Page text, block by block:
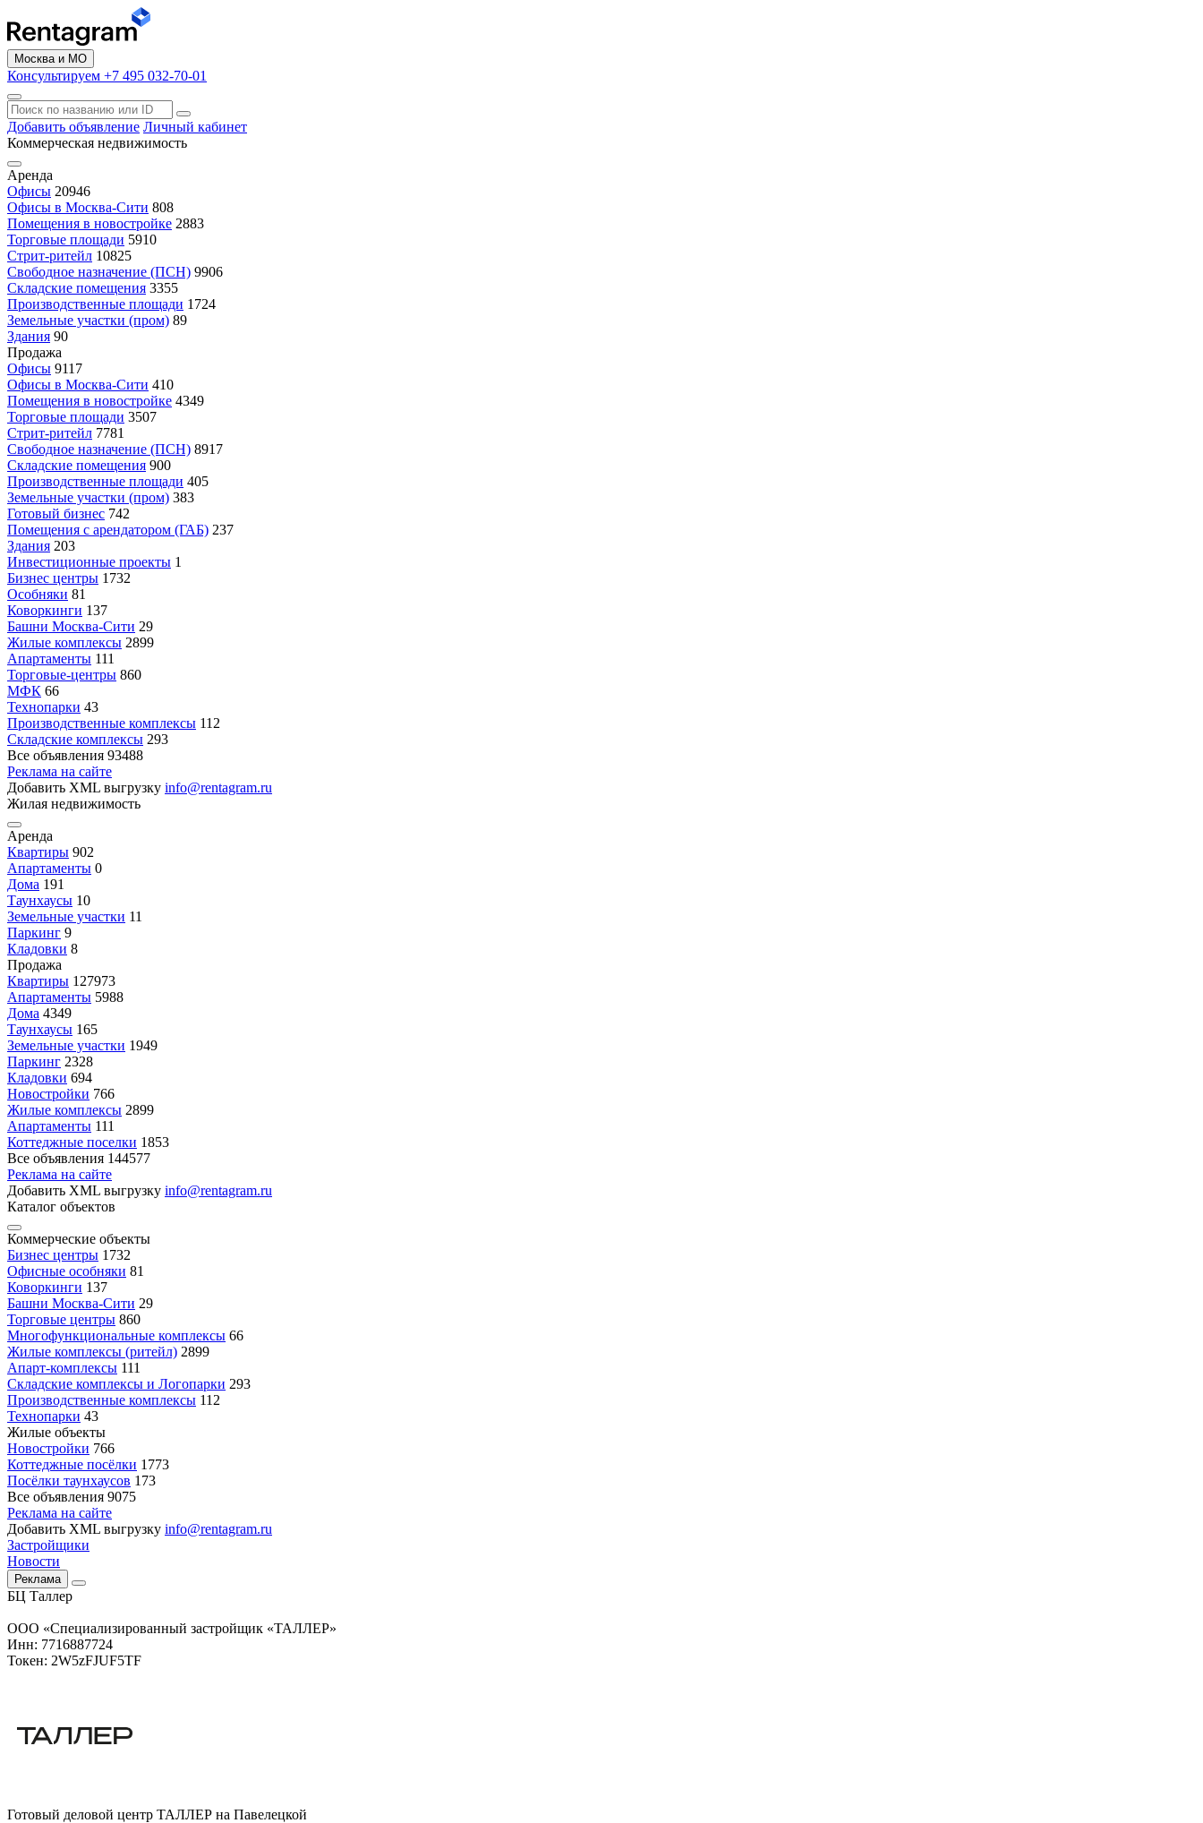
Москва и МО
Консультируем +7 495 032-70-01
Добавить объявление Личный кабинет
Коммерческая недвижимость
Аренда
Офисы 20946
Офисы в Москва-Сити 808
Помещения в новостройке 2883
Торговые площади 5910
Стрит-ритейл 10825
Свободное назначение (ПСН) 9906
Складские помещения 3355
Производственные площади 1724
Земельные участки (пром) 89
Здания 90
Продажа
Офисы 9117
Офисы в Москва-Сити 410
Помещения в новостройке 4349
Торговые площади 3507
Стрит-ритейл 7781
Свободное назначение (ПСН) 8917
Складские помещения 900
Производственные площади 405
Земельные участки (пром) 383
Готовый бизнес 742
Помещения с арендатором (ГАБ) 237
Здания 203
Инвестиционные проекты 1
Бизнес центры 1732
Особняки 81
Коворкинги 137
Башни Москва-Сити 29
Жилые комплексы 2899
Апартаменты 111
Торговые-центры 860
МФК 66
Технопарки 43
Производственные комплексы 112
Складские комплексы 293
Все объявления 93488
Реклама на сайте
Добавить XML выгрузку info@rentagram.ru
Жилая недвижимость
Аренда
Квартиры 902
Апартаменты 0
Дома 191
Таунхаусы 10
Земельные участки 11
Паркинг 9
Кладовки 8
Продажа
Квартиры 127973
Апартаменты 5988
Дома 4349
Таунхаусы 165
Земельные участки 1949
Паркинг 2328
Кладовки 694
Новостройки 766
Жилые комплексы 2899
Апартаменты 111
Коттеджные поселки 1853
Все объявления 144577
Реклама на сайте
Добавить XML выгрузку info@rentagram.ru
Каталог объектов
Коммерческие объекты
Бизнес центры 1732
Офисные особняки 81
Коворкинги 137
Башни Москва-Сити 29
Торговые центры 860
Многофункциональные комплексы 66
Жилые комплексы (ритейл) 2899
Апарт-комплексы 111
Складские комплексы и Логопарки 293
Производственные комплексы 112
Технопарки 43
Жилые объекты
Новостройки 766
Коттеджные посёлки 1773
Посёлки таунхаусов 173
Все объявления 9075
Реклама на сайте
Добавить XML выгрузку info@rentagram.ru
Застройщики
Новости
Реклама
БЦ Таллер
ООО «Специализированный застройщик «ТАЛЛЕР»
Инн: 7716887724
Токен: 2W5zFJUF5TF
Готовый деловой центр ТАЛЛЕР на Павелецкой